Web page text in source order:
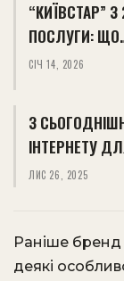
“КИЇВСТАР”
ПОСЛУГИ:
СІЧ 14, 2026
З
ІНТЕРНЕТУ
ЛИС 26, 2025
Раніше бренд
деякі